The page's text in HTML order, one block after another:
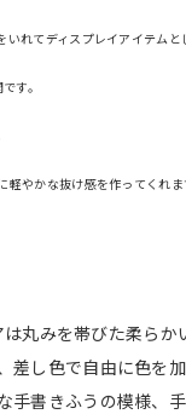
れてディスプレイアイテムと
す。
やかな抜け感を作ってくれま
丸みを帯びた柔らか
差し色で自由に色を
手書きふうの模様、